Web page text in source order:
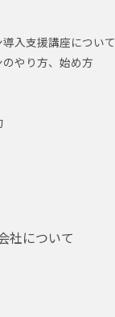
入支援講座について
やり方、始め方
社について